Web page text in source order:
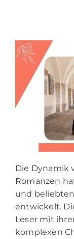
Die Dynamik
Romanzen
und
entwickelt.
Leser mit
komplexen